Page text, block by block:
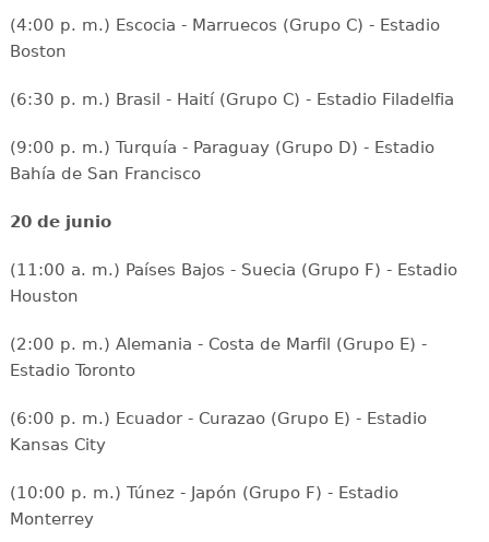
(4:00 p. m.) Escocia - Marruecos (Grupo C) - Estadio
Boston
(6:30 p. m.) Brasil - Haití (Grupo C) - Estadio Filadelfia
(9:00 p. m.) Turquía - Paraguay (Grupo D) - Estadio
Bahía de San Francisco
20 de junio
(11:00 a. m.) Países Bajos - Suecia (Grupo F) - Estadio
Houston
(2:00 p. m.) Alemania - Costa de Marfil (Grupo E) -
Estadio Toronto
(6:00 p. m.) Ecuador - Curazao (Grupo E) - Estadio
Kansas City
(10:00 p. m.) Túnez - Japón (Grupo F) - Estadio
Monterrey